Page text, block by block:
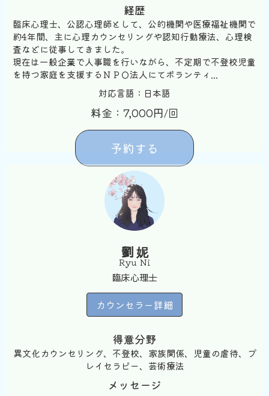
経歴
臨床心理士、公認心理師として、公的機関や医療福祉機関で
約4年間、主に心理カウンセリングや認知行動療法、心理検
査などに従事してきました。
現在は一般企業で人事職を行いながら、不定期で不登校児童
を持つ家庭を支援するＮＰＯ法人にてボランティ...
対応言語：日本語
料金：7,000円/回
予約する
劉 妮
Ryu Ni
臨床心理士
カウンセラー詳細
得意分野
異文化カウンセリング、不登校、家族関係、児童の虐待、プ
レイセラピー、芸術療法
メッセージ